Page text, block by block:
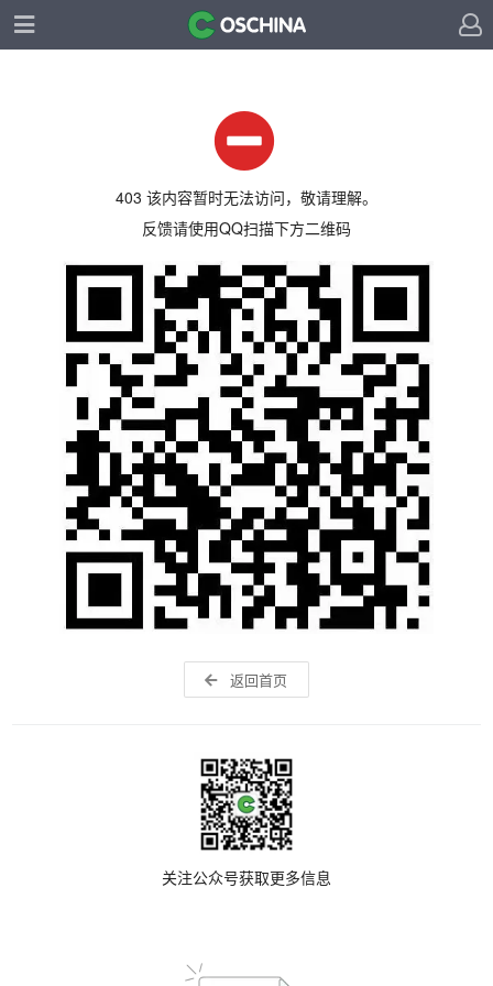
403 该内容暂时无法访问，敬请理解。
反馈请使用QQ扫描下方二维码
返回首页
关注公众号获取更多信息